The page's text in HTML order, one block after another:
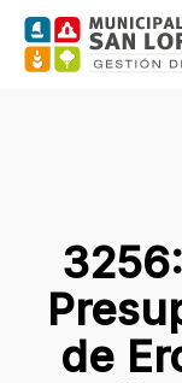
Skip
de